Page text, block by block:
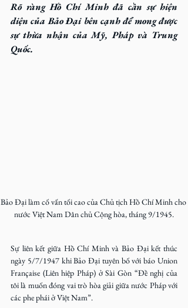
Rõ ràng Hồ Chí Minh đã cần sự hiện
diện của Bảo Đại bên cạnh để mong được
sự thừa nhận của Mỹ, Pháp và Trung
Quốc.
Bảo Đại làm cố vấn tối cao của Chủ tịch Hồ Chí Minh cho
nước Việt Nam Dân chủ Cộng hòa, tháng 9/1945.
Sự liên kết giữa Hồ Chí Minh và Bảo Đại kết thúc
ngày 5/7/1947 khi Bảo Đại tuyên bố với báo Union
Française (Liên hiệp Pháp) ở Sài Gòn “Đề nghị của
tôi là muốn đóng vai trò hòa giải giữa nước Pháp với
các phe phái ở Việt Nam”.